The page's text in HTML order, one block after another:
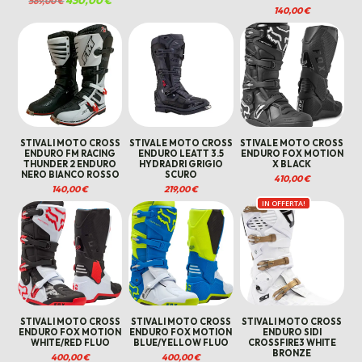
prezzo
era:
569,00 €.
prezzo
è:
430,00 €.
619,00 €. 525,00 €.
140,00€
STIVALI MOTO CROSS
ENDURO FM RACING
THUNDER 2 ENDURO
NERO BIANCO ROSSO
140,00€
STIVALE MOTO CROSS
ENDURO LEATT 3.5
HYDRADRI GRIGIO
SCURO
219,00€
STIVALE MOTO CROSS
ENDURO FOX MOTION
X BLACK
410,00€
STIVALI MOTO CROSS
ENDURO FOX MOTION
WHITE/RED FLUO
400,00€
STIVALI MOTO CROSS
ENDURO FOX MOTION
BLUE/YELLOW FLUO
400,00€
IN OFFERTA!
STIVALI MOTO CROSS
ENDURO SIDI
CROSSFIRE3 WHITE
BRONZE